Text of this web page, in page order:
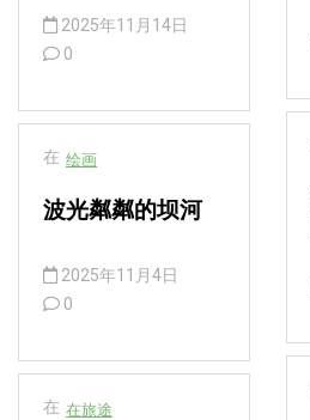
2025年11月14日
0
在 绘画
波光粼粼的坝河
2025年11月4日
0
在 在旅途